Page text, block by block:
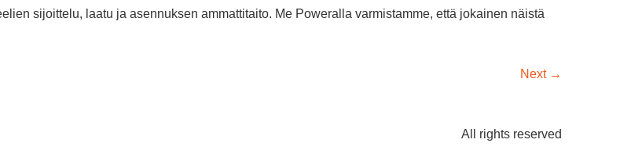
sijoittelu, laatu ja asennuksen ammattitaito. Me Poweralla varmistamme, että jokainen näistä
Next →
All rights reserved